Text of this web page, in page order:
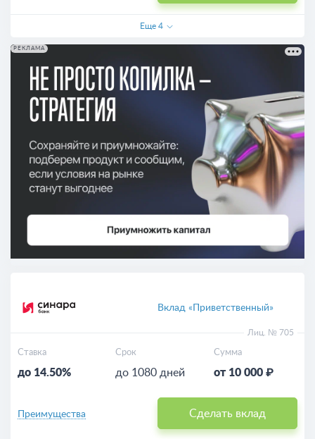
Еще 4
РЕКЛАМА
Вклад «Приветственный»
Лиц. № 705
Ставка
до 14.50%
Срок
до 1080 дней
Сумма
от 10 000 ₽
Сделать вклад
Преимущества